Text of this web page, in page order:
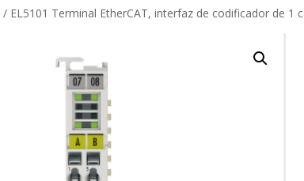
/ EL5101 Terminal EtherCAT, interfaz de codificador de 1